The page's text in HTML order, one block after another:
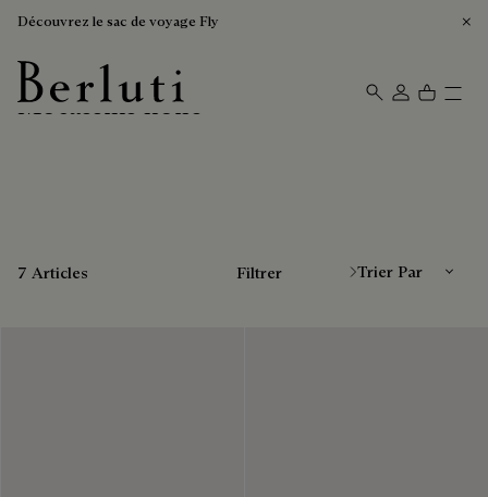
Découvrez le sac de voyage Fly
Page d'Accueil Berluti
Mocassins noirs
7 Articles Filtrer